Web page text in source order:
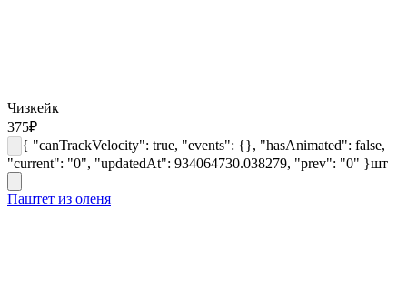
Чизкейк
375₽
{ "canTrackVelocity": true, "events": {}, "hasAnimated": false,
"current": "0", "updatedAt": 934064730.038279, "prev": "0" }шт
Паштет из оленя